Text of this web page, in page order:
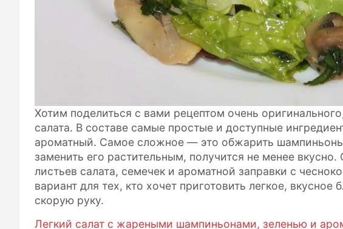
Хотим поделиться с вами рецептом очень
салата. В составе самые простые и доступные
ароматный. Самое сложное — это обжарить
заменить его растительным, получится не менее
листьев салата, семечек и ароматной заправки с
вариант для тех, кто хочет приготовить легкое,
скорую руку.
Легкий салат с жареными шампиньонами, зеленью и